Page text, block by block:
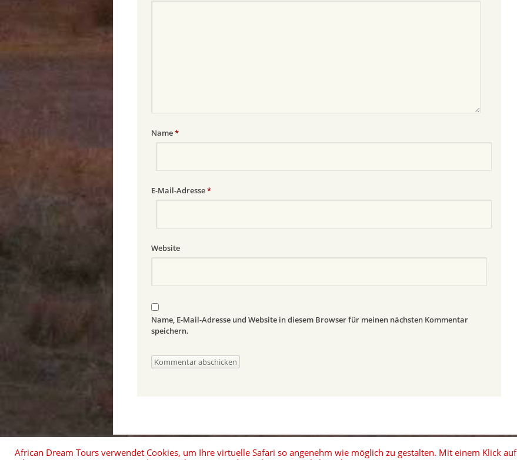
Name*
E-Mail-Adresse*
Website
Name, E-Mail-Adresse und Website in diesem Browser für meinen nächsten Kommentar
speichern.
Proudly powered by WordPress Theme: Misty Lake von WordPress.com
African Dream Tours verwendet Cookies, um Ihre virtuelle Safari so angenehm wie möglich zu gestalten. Mit einem Klick auf